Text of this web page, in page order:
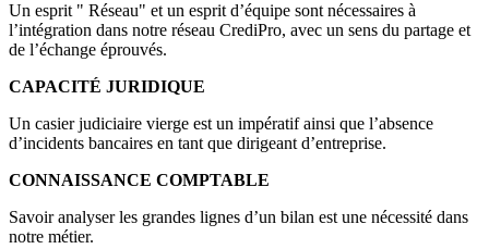
Un esprit " Réseau" et un esprit d’équipe sont nécessaires à
l’intégration dans notre réseau CrediPro, avec un sens du partage et
de l’échange éprouvés.
CAPACITÉ JURIDIQUE
Un casier judiciaire vierge est un impératif ainsi que l’absence
d’incidents bancaires en tant que dirigeant d’entreprise.
CONNAISSANCE COMPTABLE
Savoir analyser les grandes lignes d’un bilan est une nécessité dans
notre métier.